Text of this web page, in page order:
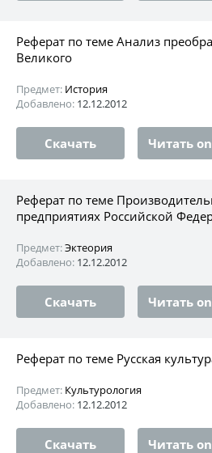
Реферат по теме Анализ
Великого
Предмет: История
Добавлено: 12.12.2012
Скачать Читать
Реферат по теме
предприятиях Российской
Предмет:Эктеория
Добавлено: 12.12.2012
Скачать Читать
Реферат по теме Русская
Предмет: Культурология
Добавлено: 12.12.2012
Скачать Читать